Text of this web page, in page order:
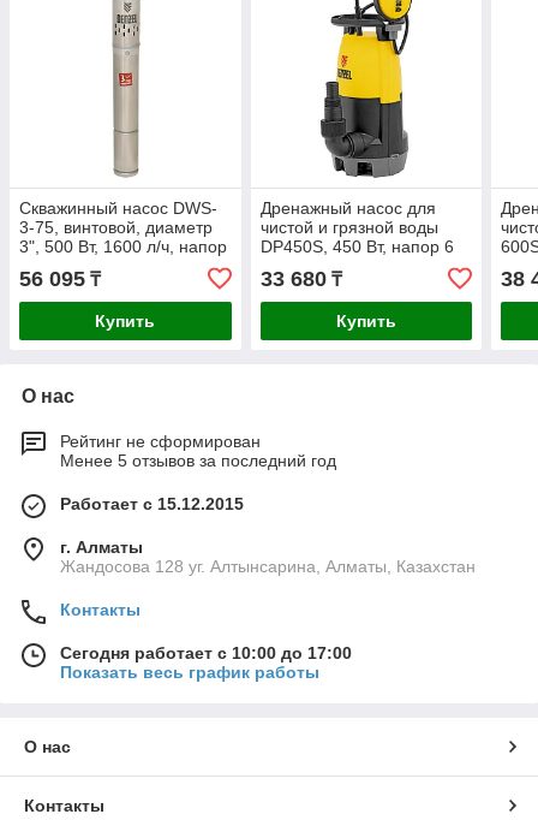
Скважинный насос DWS-
3-75, винтовой, диаметр
3", 500 Вт, 1600 л/ч, напор
75 м Denzel
56 095 ₸
Купить
Дренажный насос для
чистой и грязной воды
DP450S, 450 Вт, напор 6
м, 12000 л/ч Denzel
33 680₸
Купить
38
О нас
Рейтинг не сформирован
Менее 5 отзывов за последний год
Работает с 15.12.2015
г. Алматы
Жандосова 128 уг. Алтынсарина, Алматы, Казахстан
Контакты
Сегодня работает с 10:00 до 17:00
Показать весь график работы
О нас
Контакты